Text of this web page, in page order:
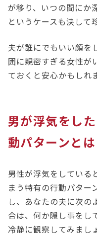
が移り、いつの間に
というケースも決して
夫が誰にでもいい顔を
囲に親密すぎる女性が
ておくと安心かもしれ
男が浮気をし
動パターンとは
男性が浮気をしている
まう特有の行動パター
し、あなたの夫に次の
合は、何か隠し事をし
冷静に観察してみまし